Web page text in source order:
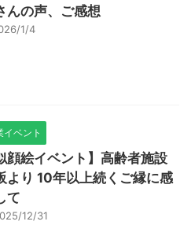
んの声、ご感想
1/4
イベント
顔絵イベント】高齢者施設
より 10年以上続くご縁に感
て
12/31